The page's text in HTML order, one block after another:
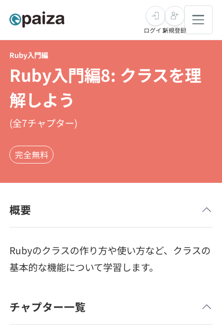
転職・キャリア
求人検索
インタビュー
転職成功ガイド
未経験転職
求人検索
インタビュー
新卒就活
求人検索
イベント・セミナー
インタビュー
学習
問題集
ナレッジ
SQL
評価結果一覧
メディア
Tech Team Journal
note
paizaとは？
ログイン新規登録
Ruby入門編
Ruby入門編8: クラスを理
解しよう
(全7チャプター)
完全無料
概要
Rubyのクラスの作り方や使い方など、クラスの
基本的な機能について学習します。
チャプター一覧